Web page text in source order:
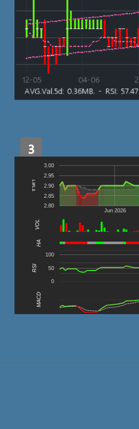
3
Jun 2026
2.80
2.85
2.90
2.95
3.00
ราคา
VOL
HA
0
50
100
RSI
MACD